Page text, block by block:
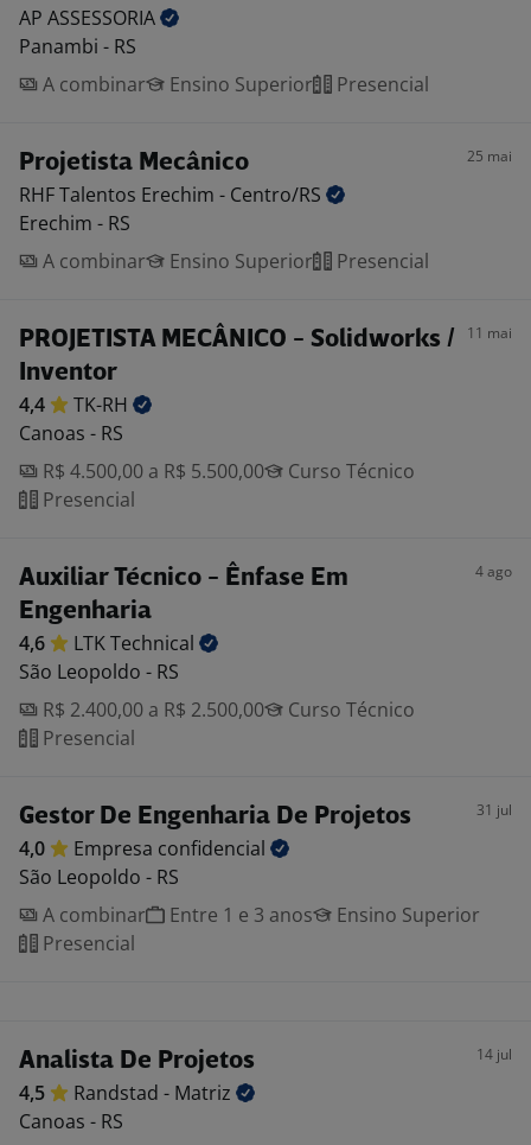
AP ASSESSORIA
Panambi - RS
A combinar
Ensino Superior Presencial
Projetista Mecânico 25 mai
RHF Talentos Erechim - Centro/RS
Erechim - RS
A combinar
Ensino Superior Presencial
PROJETISTA MECÂNICO - Solidworks /
Inventor
11 mai
4,4
TK-RH
Canoas - RS
R$ 4.500,00 a R$ 5.500,00
Curso Técnico
Presencial
Auxiliar Técnico - Ênfase Em
Engenharia
4 ago
4,6 LTKTechnical
São Leopoldo - RS
R$ 2.400,00 a R$ 2.500,00
Curso Técnico
Presencial
Gestor De Engenharia De Projetos 31 jul
4,0 Empresa confidencial
São Leopoldo - RS
A combinar
Entre 1 e 3 anos
Ensino Superior
Presencial
Analista De Projetos 14 jul
4,5 Randstad - Matriz
Canoas - RS